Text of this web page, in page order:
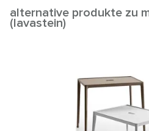
alternative produkte zu
(lavastein)